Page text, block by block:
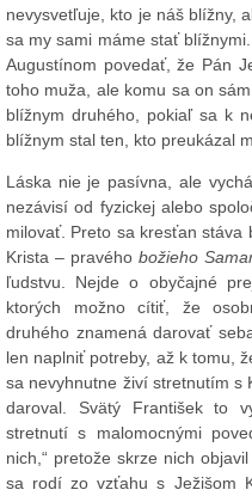
nevysvetľuje, kto je náš blížny,
sa my sami máme stať
Augustínom povedať, že Pán
toho muža, ale komu sa on
blížnym druhého, pokiaľ sa k
blížnym stal ten, kto preukázal
Láska nie je pasívna, ale
nezávisí od fyzickej alebo
milovať. Preto sa kresťan
Krista – pravéhobožieho
ľudstvu. Nejde o obyčajné
ktorých možno cítiť, že
druhého znamená darovať
len naplniť potreby, až k tomu,
sa nevyhnutne živí stretnutím s
daroval. Svätý František to
stretnutí s malomocnými
nich,“ pretože skrze nich
sa rodí zo vzťahu s Ježišom